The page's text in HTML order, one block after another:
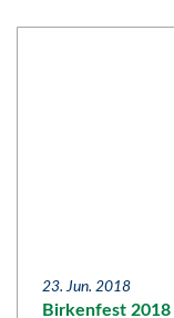
23. Jun. 2018
Birkenfest 2018